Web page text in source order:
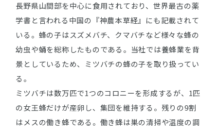
長野県山間部を中心に食用されており、世界最古の薬
学書と言われる中国の『神農本草経』にも記載されて
いる。蜂の子はスズメバチ、クマバチなど様々な蜂の
幼虫や蛹を総称したものである。当社では養蜂業を背
景としているため、ミツバチの蜂の子を取り扱ってい
る。
ミツバチは数万匹で1つのコロニーを形成するが、1匹
の女王蜂だけが産卵し、集団を維持する。残りの9割
はメスの働き蜂である。働き蜂は巣の清掃や温度の調